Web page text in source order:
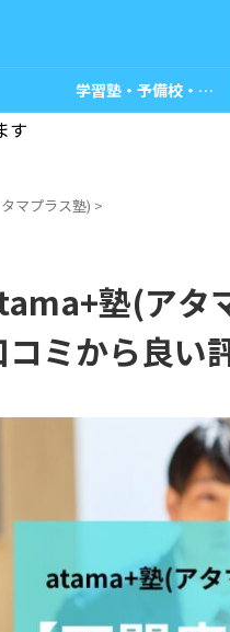
学習塾・予備校・教室
す
マプラス塾) >
塾(アタ
ミから良い